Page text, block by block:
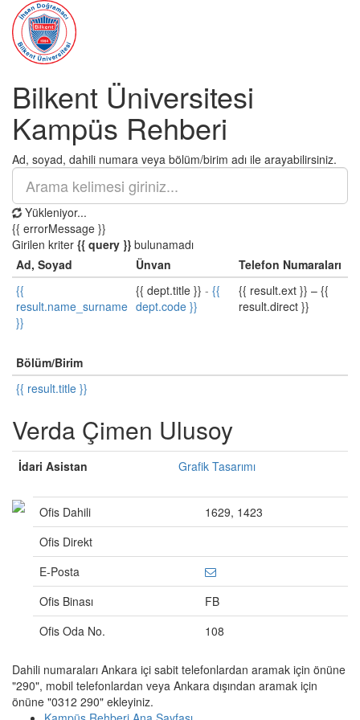
Bilkent Üniversitesi
Kampüs Rehberi
Ad, soyad, dahili numara veya bölüm/birim adı ile arayabilirsiniz.
Yükleniyor...
{{ errorMessage }}
Girilen kriter {{ query }} bulunamadı
Ad, Soyad
Ünvan
Telefon Numaraları
{{
result.name_surname
}}
{{ dept.title }} - {{
dept.code }}
{{ result.ext }} – {{
result.direct }}
Bölüm/Birim
{{ result.title }}
Verda Çimen Ulusoy
İdari Asistan Grafik Tasarımı
Ofis Dahili
1629, 1423
Ofis Direkt
E-Posta
Ofis Binası
FB
Ofis Oda No.
108
Dahili numaraları Ankara içi sabit telefonlardan aramak için önüne
"290", mobil telefonlardan veya Ankara dışından aramak için
önüne "0312 290" ekleyiniz.